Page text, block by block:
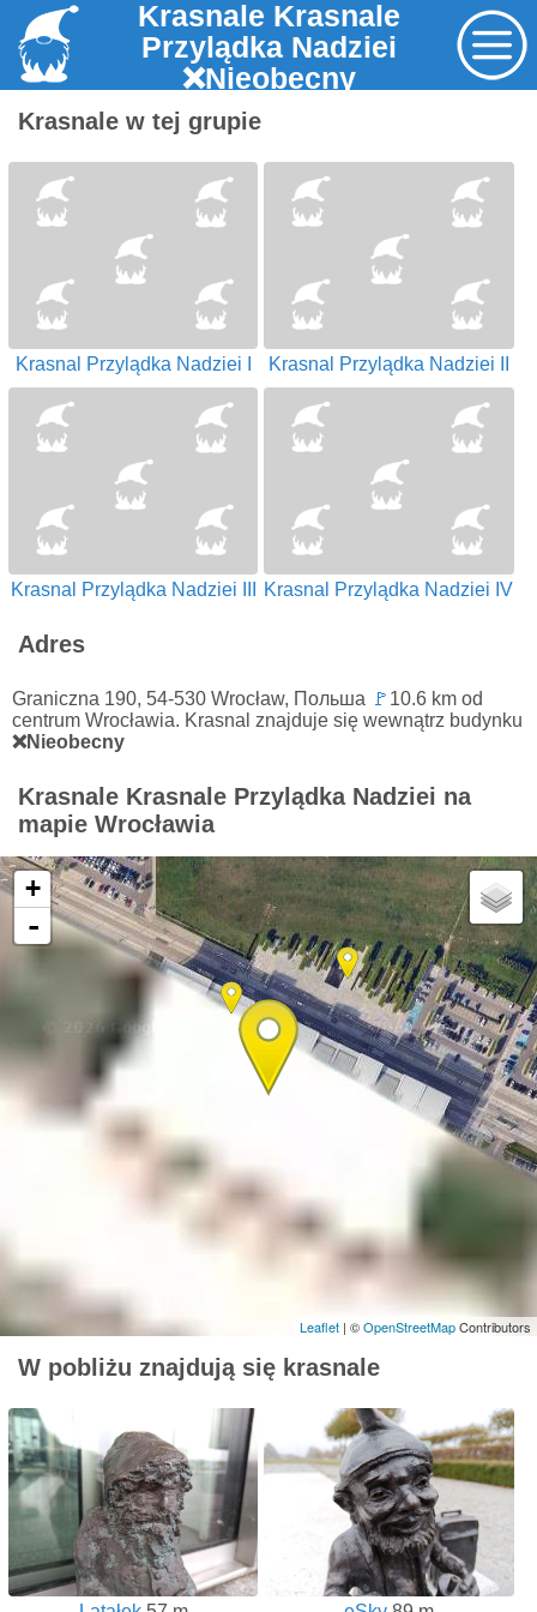
Krasnale Krasnale
Przylądka Nadziei
❌Nieobecny
Krasnale w tej grupie
Krasnal Przylądka Nadziei I Krasnal Przylądka Nadziei II
Krasnal Przylądka Nadziei III Krasnal Przylądka Nadziei IV
Adres
Graniczna 190, 54-530 Wrocław, Польша 🚩 10.6 km od
centrum Wrocławia. Krasnal znajduje się wewnątrz budynku
❌Nieobecny
Krasnale Krasnale Przylądka Nadziei na
mapie Wrocławia
+
-
Leaflet | ©OpenStreetMapContributors
W pobliżu znajdują się krasnale